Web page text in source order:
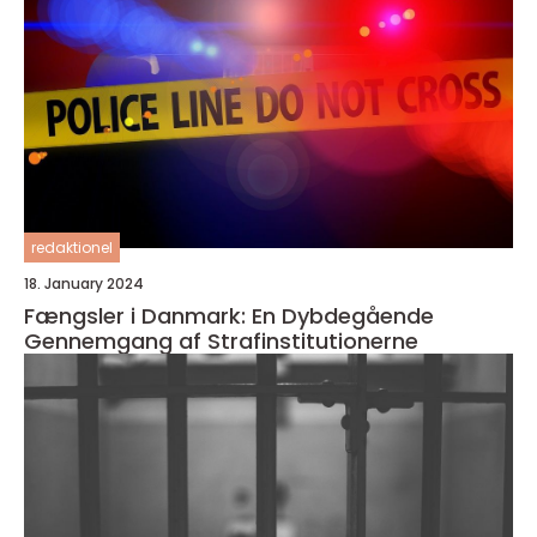
redaktionel
18. January 2024
Fængsler i Danmark: En Dybdegående
Gennemgang af Strafinstitutionerne